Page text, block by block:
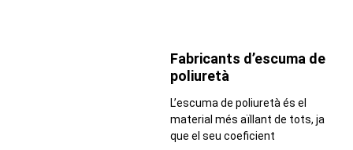
Fabricants d’escuma de
poliuretà
L’escuma de poliuretà és el
material més aïllant de tots, ja
que el seu coeficient